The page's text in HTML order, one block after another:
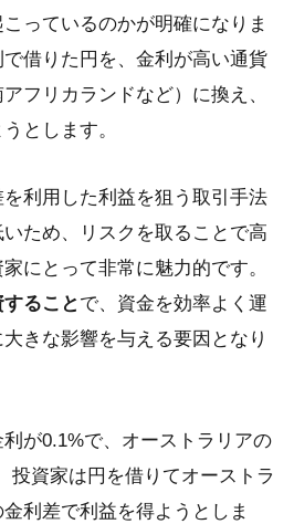
っているのかが明確になりま
借りた円を、金利が高い通貨
フリカランドなど）に換え、
とします。
利用した利益を狙う取引手法
ため、リスクを取ることで高
にとって非常に魅力的です。
ることで、資金を効率よく運
きな影響を与える要因となり
が0.1%で、オーストラリアの
投資家は円を借りてオーストラ
利差で利益を得ようとしま